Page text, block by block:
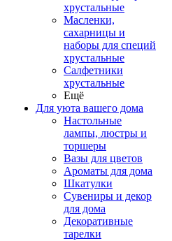
хрустальные
Масленки,
сахарницы и
наборы для специй
хрустальные
Салфетники
хрустальные
Ещё
Для уюта вашего дома
Настольные
лампы, люстры и
торшеры
Вазы для цветов
Ароматы для дома
Шкатулки
Сувениры и декор
для дома
Декоративные
тарелки